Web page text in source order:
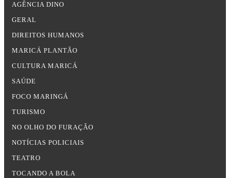
AGÊNCIA DINO
GERAL
DIREITOS HUMANOS
MARICÁ PLANTÃO
CULTURA MARICÁ
SAÚDE
FOCO MARINGÁ
TURISMO
NO OLHO DO FURAÇÃO
NOTÍCIAS POLICIAIS
TEATRO
TOCANDO A BOLA